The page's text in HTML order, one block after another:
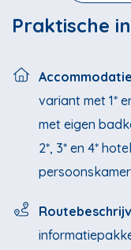
Praktische
variant met 1*
met eigen
2*, 3* en 4*